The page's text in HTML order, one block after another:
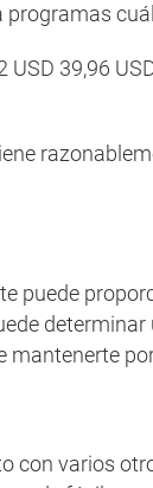
39,96
puede
con varios